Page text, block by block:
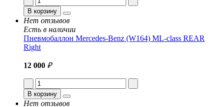
В корзину
Нет отзывов
Есть в наличии
Пневмобаллон Mercedes-Benz (W164) ML-class REAR
Right
12 000 ₽
В корзину
Нет отзывов